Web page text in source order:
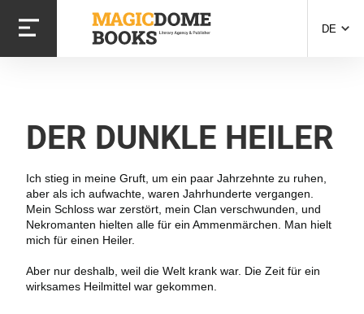
zum
Inhalt
DE
DER DUNKLE HEILER
Ich stieg in meine Gruft, um ein paar Jahrzehnte zu ruhen,
aber als ich aufwachte, waren Jahrhunderte vergangen.
Mein Schloss war zerstört, mein Clan verschwunden, und
Nekromanten hielten alle für ein Ammenmärchen. Man hielt
mich für einen Heiler.
Aber nur deshalb, weil die Welt krank war. Die Zeit für ein
wirksames Heilmittel war gekommen.